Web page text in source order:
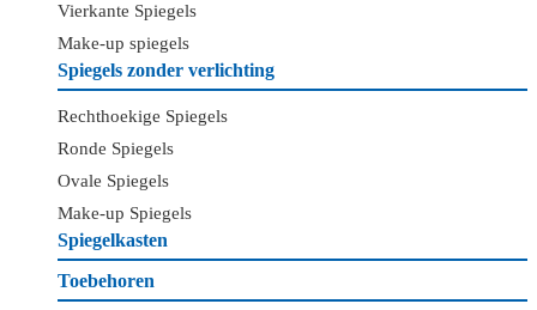
Vierkante Spiegels
Make-up spiegels
Spiegels zonder verlichting
Rechthoekige Spiegels
Ronde Spiegels
Ovale Spiegels
Make-up Spiegels
Spiegelkasten
Toebehoren